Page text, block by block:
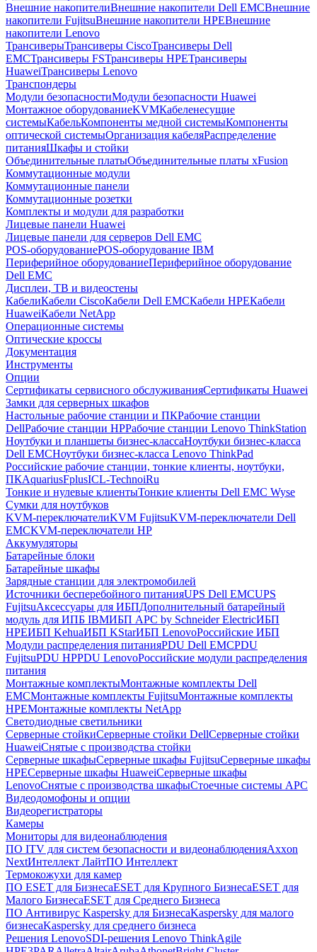
Внешние накопителиВнешние накопители Dell EMCВнешние
накопители FujitsuВнешние накопители HPEВнешние
накопители Lenovo
ТрансиверыТрансиверы CiscoТрансиверы Dell
EMCТрансиверы FSТрансиверы HPEТрансиверы
HuaweiТрансиверы Lenovo
Транспондеры
Модули безопасностиМодули безопасности Huawei
Монтажное оборудованиеKVMКабеленесущие
системыКабельКомпоненты медной системыКомпоненты
оптической системыОрганизация кабеляРаспределение
питанияШкафы и стойки
Объединительные платыОбъединительные платы xFusion
Коммутационные модули
Коммутационные панели
Коммутационные розетки
Комплекты и модули для разработки
Лицевые панели Huawei
Лицевые панели для серверов Dell EMC
POS-оборудованиеPOS-оборудование IBM
Периферийное оборудованиеПериферийное оборудование
Dell EMC
Дисплеи, ТВ и видеостены
КабелиКабели CiscoКабели Dell EMCКабели HPEКабели
HuaweiКабели NetApp
Операционные системы
Оптические кроссы
Документация
Инструменты
Опции
Сертификаты сервисного обслуживанияСертификаты Huawei
Замки для серверных шкафов
Настольные рабочие станции и ПКРабочие станции
DellРабочие станции HPРабочие станции Lenovo ThinkStation
Ноутбуки и планшеты бизнес-классаНоутбуки бизнес-класса
Dell EMCНоутбуки бизнес-класса Lenovo ThinkPad
Российские рабочие станции, тонкие клиенты, ноутбуки,
ПКAquariusFplusICL-TechnoiRu
Тонкие и нулевые клиентыТонкие клиенты Dell EMC Wyse
Сумки для ноутбуков
KVM-переключателиKVM FujitsuKVM-переключатели Dell
EMCKVM-переключатели HP
Аккумуляторы
Батарейные блоки
Батарейные шкафы
Зарядные станции для электромобилей
Источники бесперебойного питанияUPS Dell EMCUPS
FujitsuАксессуары для ИБПДополнительный батарейный
модуль для ИПБ IBMИБП APC by Schneider ElectricИБП
HPEИБП KehuaИБП KStarИБП LenovoРоссийские ИБП
Модули распределения питанияPDU Dell EMCPDU
FujitsuPDU HPPDU LenovoРоссийские модули распределения
питания
Монтажные комплектыМонтажные комплекты Dell
EMCМонтажные комплекты FujitsuМонтажные комплекты
HPEМонтажные комплекты NetApp
Светодиодные светильники
Серверные стойкиСерверные стойки DellСерверные стойки
HuaweiСнятые с производства стойки
Серверные шкафыСерверные шкафы FujitsuСерверные шкафы
HPEСерверные шкафы HuaweiСерверные шкафы
LenovoСнятые с производства шкафыСтоечные системы APC
Видеодомофоны и опции
Видеорегистраторы
Камеры
Мониторы для видеонаблюдения
ПО ITV для систем безопасности и видеонаблюденияAxxon
NextИнтеллект ЛайтПО Интеллект
Термокожухи для камер
ПО ESET для БизнесаESET для Крупного БизнесаESET для
Малого БизнесаESET для Среднего Бизнеса
ПО Антивирус Kaspersky для БизнесаKaspersky для малого
бизнесаKaspersky для среднего бизнеса
Решения LenovoSDI-решения Lenovo ThinkAgile